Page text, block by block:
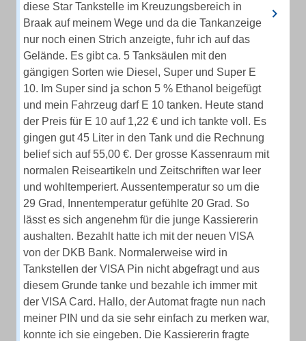
diese Star Tankstelle im Kreuzungsbereich in
Braak auf meinem Wege und da die Tankanzeige
nur noch einen Strich anzeigte, fuhr ich auf das
Gelände. Es gibt ca. 5 Tanksäulen mit den
gängigen Sorten wie Diesel, Super und Super E
10. Im Super sind ja schon 5 % Ethanol beigefügt
und mein Fahrzeug darf E 10 tanken. Heute stand
der Preis für E 10 auf 1,22 € und ich tankte voll. Es
gingen gut 45 Liter in den Tank und die Rechnung
belief sich auf 55,00 €. Der grosse Kassenraum mit
normalen Reiseartikeln und Zeitschriften war leer
und wohltemperiert. Aussentemperatur so um die
29 Grad, Innentemperatur gefühlte 20 Grad. So
lässt es sich angenehm für die junge Kassiererin
aushalten. Bezahlt hatte ich mit der neuen VISA
von der DKB Bank. Normalerweise wird in
Tankstellen der VISA Pin nicht abgefragt und aus
diesem Grunde tanke und bezahle ich immer mit
der VISA Card. Hallo, der Automat fragte nun nach
meiner PIN und da sie sehr einfach zu merken war,
konnte ich sie eingeben. Die Kassiererin fragte